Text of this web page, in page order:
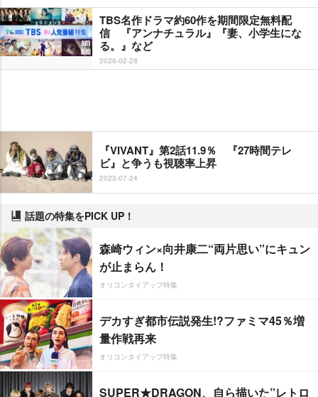
TBS名作ドラマ約60作を期間限定無料配
信 『アンナチュラル』『妻、小学生にな
る。』など
2026-02-28
『VIVANT』第2話11.9％ 『27時間テレ
ビ』と争うも視聴率上昇
2023-07-24
話題の特集をPICK UP！
森崎ウィン×向井康二“両片思い”にキュン
が止まらん！
オリコンタイアップ特集
デカすぎ都市伝説発生!?ファミマ45％増
量作戦再来
オリコンタイアップ特集
SUPER★DRAGON、自ら描いた”レトロ